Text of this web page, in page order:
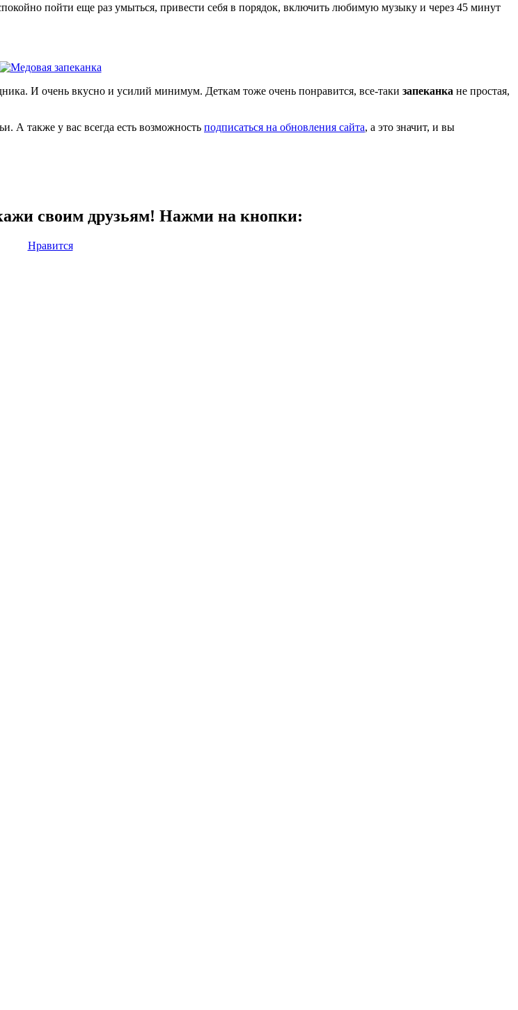
пойти еще раз умыться, привести себя в порядок, включить любимую музыку и через 45 минут
И очень вкусно и усилий минимум. Деткам тоже очень понравится, все-таки запеканка не простая,
А также у вас всегда есть возможность подписаться на обновления сайта, а это значит, и вы
своим друзьям! Нажми на кнопки:
Нравится